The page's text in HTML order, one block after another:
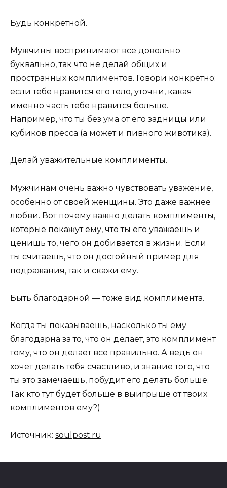
Будь конкретной.
Мужчины воспринимают все довольно
буквально, так что не делай общих и
пространных комплиментов. Говори конкретно:
если тебе нравится его тело, уточни, какая
именно часть тебе нравится больше.
Например, что ты без ума от его задницы или
кубиков пресса (а может и пивного животика).
Делай уважительные комплименты.
Мужчинам очень важно чувствовать уважение,
особенно от своей женщины. Это даже важнее
любви. Вот почему важно делать комплименты,
которые покажут ему, что ты его уважаешь и
ценишь то, чего он добивается в жизни. Если
ты считаешь, что он достойный пример для
подражания, так и скажи ему.
Быть благодарной — тоже вид комплимента.
Когда ты показываешь, насколько ты ему
благодарна за то, что он делает, это комплимент
тому, что он делает все правильно. А ведь он
хочет делать тебя счастливо, и знание того, что
ты это замечаешь, побудит его делать больше.
Так кто тут будет больше в выигрыше от твоих
комплиментов ему?)
Источник: soulpost.ru